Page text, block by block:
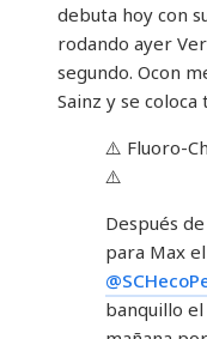
debuta hoy con
rodando ayer
segundo. Ocon
Sainz y se coloca
⚠️ Fluoro-
⚠️
Después
para Max
banquillo